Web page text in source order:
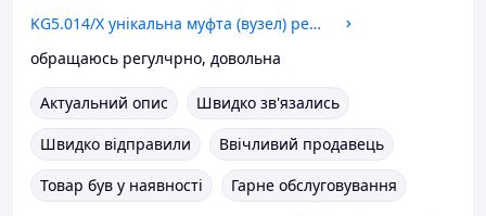
KG5.014/X унікальна муфта (вузел) редукторів Varvel
обращаюсь регулчрно, довольна
Актуальний опис
Швидко зв'язались
Швидко відправили
Ввічливий продавець
Товар був у наявності
Гарне обслуговування